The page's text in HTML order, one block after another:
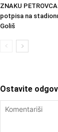
ZNAKU
potpisa na
Goliš
Ostavite